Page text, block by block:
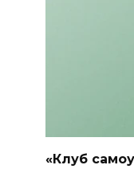
«Клуб